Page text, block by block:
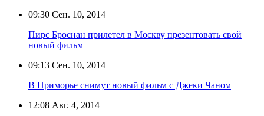
09:30 Сен. 10, 2014
Пирс Броснан прилетел в Москву презентовать свой
новый фильм
09:13 Сен. 10, 2014
В Приморье снимут новый фильм с Джеки Чаном
12:08 Авг. 4, 2014